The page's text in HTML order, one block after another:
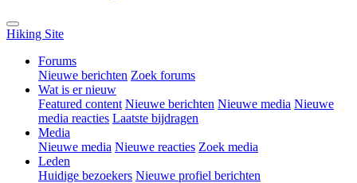
Hiking Site
Forums
Nieuwe berichten Zoek forums
Wat is er nieuw
Featured content Nieuwe berichten Nieuwe media Nieuwe
media reacties Laatste bijdragen
Media
Nieuwe media Nieuwe reacties Zoek media
Leden
Huidige bezoekers Nieuwe profiel berichten